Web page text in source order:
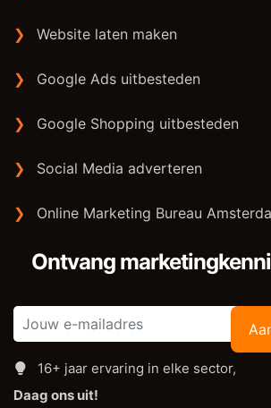
❯ Website laten maken
❯ Google Ads uitbesteden
❯ Google Shopping uitbesteden
❯ Social Media adverteren
❯ Online Marketing Bureau
Ontvang
16+ jaar ervaring in elke sector,
Daag ons uit!